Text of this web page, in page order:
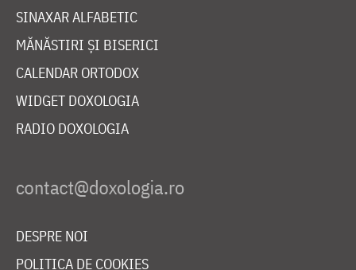
SINAXAR ALFABETIC
MĂNĂSTIRI ȘI BISERICI
CALENDAR ORTODOX
WIDGET DOXOLOGIA
RADIO DOXOLOGIA
DESPRE NOI
POLITICA DE COOKIES